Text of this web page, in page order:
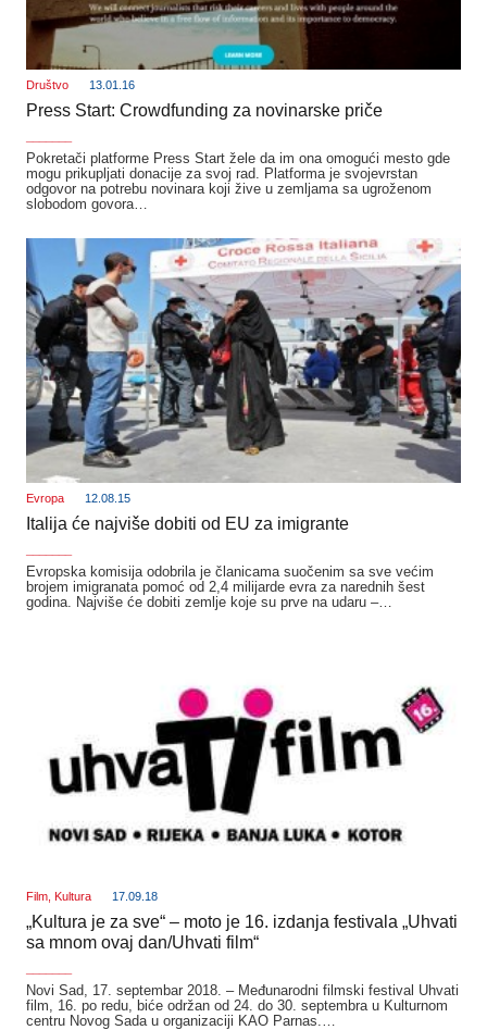
Društvo 13.01.16
Press Start: Crowdfunding za novinarske priče
Pokretači platforme Press Start žele da im ona omogući mesto gde
mogu prikupljati donacije za svoj rad. Platforma je svojevrstan
odgovor na potrebu novinara koji žive u zemljama sa ugroženom
slobodom govora…
Evropa 12.08.15
Italija će najviše dobiti od EU za imigrante
Evropska komisija odobrila je članicama suočenim sa sve većim
brojem imigranata pomoć od 2,4 milijarde evra za narednih šest
godina. Najviše će dobiti zemlje koje su prve na udaru –…
Film Kultura 17.09.18
„Kultura je za sve“ – moto je 16. izdanja festivala „Uhvati
sa mnom ovaj dan/Uhvati film“
Novi Sad, 17. septembar 2018. – Međunarodni filmski festival Uhvati
film, 16. po redu, biće održan od 24. do 30. septembra u Kulturnom
centru Novog Sada u organizaciji KAO Parnas.…